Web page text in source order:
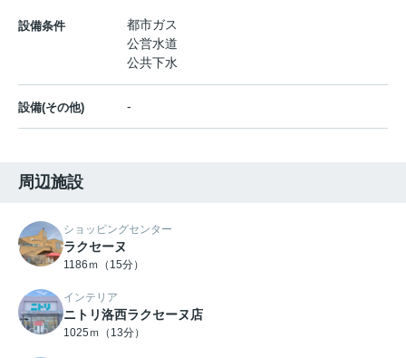
設備条件
都市ガス
公営水道
公共下水
設備(その他) -
周辺施設
ショッピングセンター
ラクセーヌ
1186ｍ（15分）
インテリア
ニトリ洛西ラクセーヌ店
1025ｍ（13分）